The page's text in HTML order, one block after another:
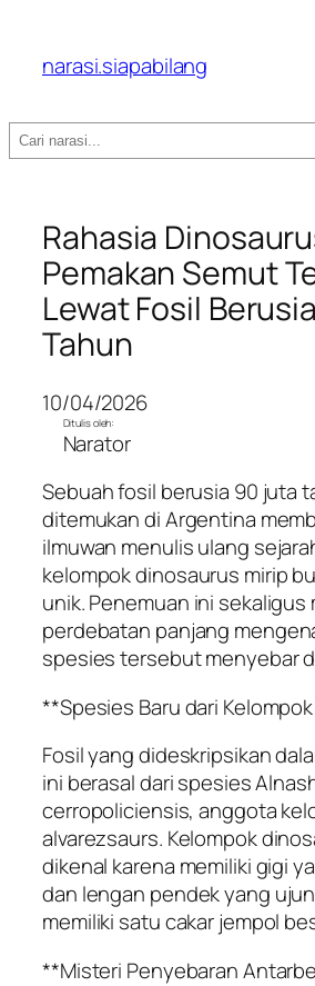
narasi.siapabilang
Search
Rahasia
Pemakan Semut
Lewat Fosil
Tahun
10/04/2026
Ditulis oleh:
Narator
Sebuah fosil berusia 90 juta
ditemukan di Argentina
ilmuwan menulis ulang
kelompok dinosaurus mirip
unik. Penemuan ini sekaligus
perdebatan panjang
spesies tersebut menyebar
**Spesies Baru dari
Fosil yang dideskripsikan
ini berasal dari spesies
cerropoliciensis, anggota
alvarezsaurs. Kelompok
dikenal karena memiliki gigi
dan lengan pendek yang
memiliki satu cakar jempol
**Misteri Penyebaran